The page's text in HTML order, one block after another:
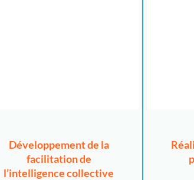
Développement de la
facilitation de
l’intelligence collective